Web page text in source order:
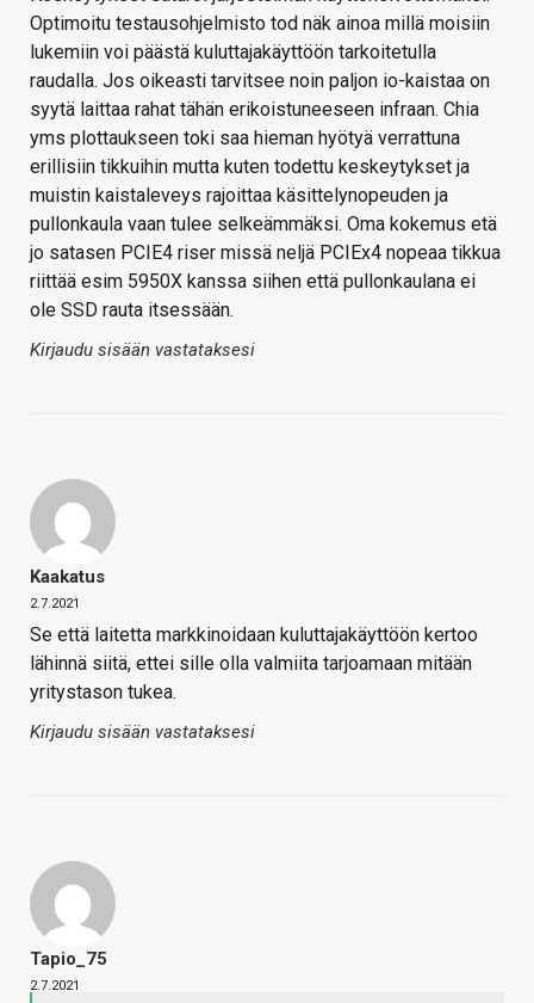
Optimoitu testausohjelmisto tod näk ainoa millä moisiin
lukemiin voi päästä kuluttajakäyttöön tarkoitetulla
raudalla. Jos oikeasti tarvitsee noin paljon io-kaistaa on
syytä laittaa rahat tähän erikoistuneeseen infraan. Chia
yms plottaukseen toki saa hieman hyötyä verrattuna
erillisiin tikkuihin mutta kuten todettu keskeytykset ja
muistin kaistaleveys rajoittaa käsittelynopeuden ja
pullonkaula vaan tulee selkeämmäksi. Oma kokemus etä
jo satasen PCIE4 riser missä neljä PCIEx4 nopeaa tikkua
riittää esim 5950X kanssa siihen että pullonkaulana ei
ole SSD rauta itsessään.
Kirjaudu sisään vastataksesi
Kaakatus
2.7.2021
Se että laitetta markkinoidaan kuluttajakäyttöön kertoo
lähinnä siitä, ettei sille olla valmiita tarjoamaan mitään
yritystason tukea.
Kirjaudu sisään vastataksesi
Tapio_75
2.7.2021